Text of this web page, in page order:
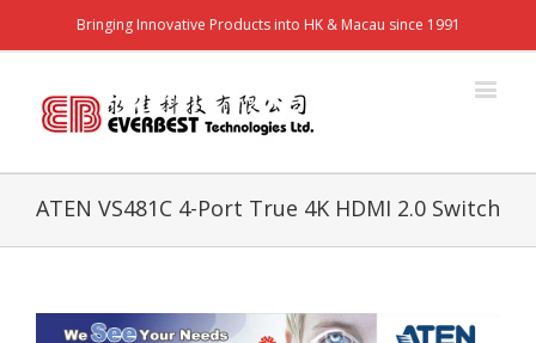
Bringing Innovative Products into HK & Macau since 1991
ATEN VS481C 4-Port True 4K HDMI 2.0 Switch